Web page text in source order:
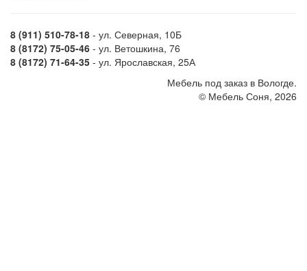
8 (911) 510-78-18 - ул. Северная, 10Б
8 (8172) 75-05-46 - ул. Ветошкина, 76
8 (8172) 71-64-35 - ул. Ярославская, 25А
Мебель под заказ в Вологде.
© Мебель Соня, 2026